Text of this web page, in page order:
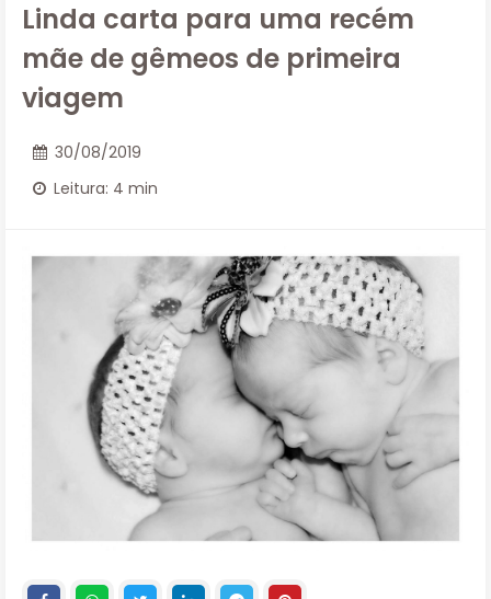
Linda carta para uma recém
mãe de gêmeos de primeira
viagem
30/08/2019
Leitura: 4 min